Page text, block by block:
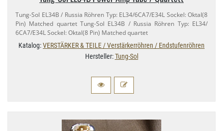
Tung-​Sol EL34B / Russia Röhren Typ: EL34/​6CA7/​E34L Sockel: Oktal(8
Pin) Matched quartet Tung-​Sol EL34B / Russia Röhren Typ: EL34/​
6CA7/​E34L Sockel: Oktal(8 Pin) Matched quartet
Katalog:VERSTÄRKER & TEILE / Verstärkerröhren / Endstufenröhren
Hersteller:Tung-Sol